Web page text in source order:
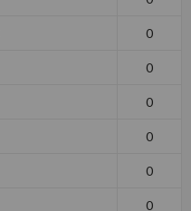
0
0
0
0
0
0